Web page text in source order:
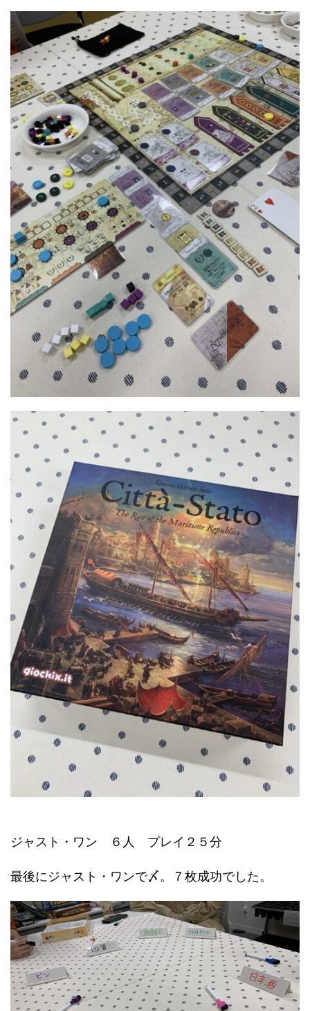
ジャスト・ワン ６人 プレイ２５分
最後にジャスト・ワンで〆。７枚成功でした。